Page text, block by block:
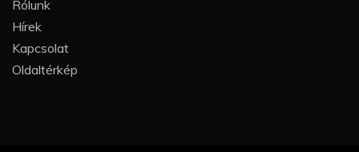
Rólunk
Hírek
Kapcsolat
Oldaltérkép